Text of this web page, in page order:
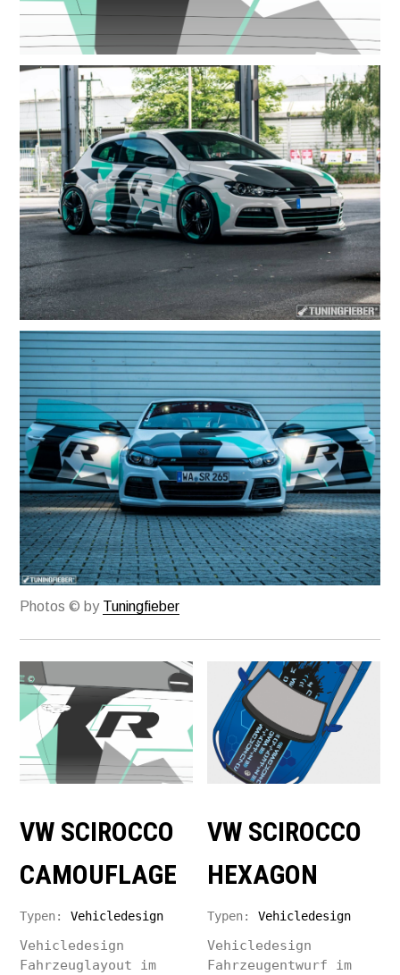
Photos © by Tuningfieber
VW SCIROCCO
CAMOUFLAGE
Typen: Vehicledesign
Vehicledesign
Fahrzeuglayout im
VW SCIROCCO
HEXAGON
Typen: Vehicledesign
Vehicledesign
Fahrzeugentwurf im